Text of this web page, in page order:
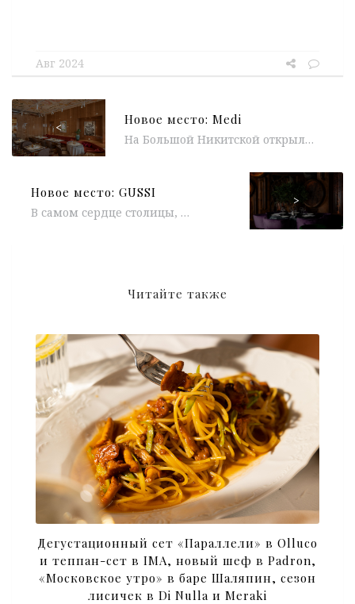
Авг 2024
<
Новое место: Medi
На Большой Никитской открылся ресторан MEDI (Mediterranean), который посвящен средиземноморской гастрономической традиции. Кухня стран и народов, живущих вокруг Средиземного моря,...
Новое место: GUSSI
В самом сердце столицы, на первом этаже отеля «The St. Regis Москва Никольская», открылся ресторан GUSSI (от команды Bridgeteam). Столичный...
>
Читайте также
Дегустационный сет «Параллели» в Olluco
и теппан-сет в IMA, новый шеф в Padron,
«Московское утро» в баре Шаляпин, сезон
лисичек в Di Nulla и Meraki